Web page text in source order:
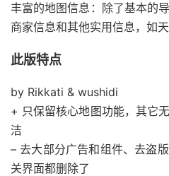
丰富的地图信息：除了基本的
商家信息和其他实用信息，如天
此版特点
by Rikkati & wushidi
+ 只保留核心地图功能，其它
洁
– 去大部分广告和组件、去盗
关界面都删除了